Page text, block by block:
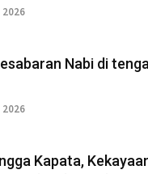
Nabi di
Kapata,